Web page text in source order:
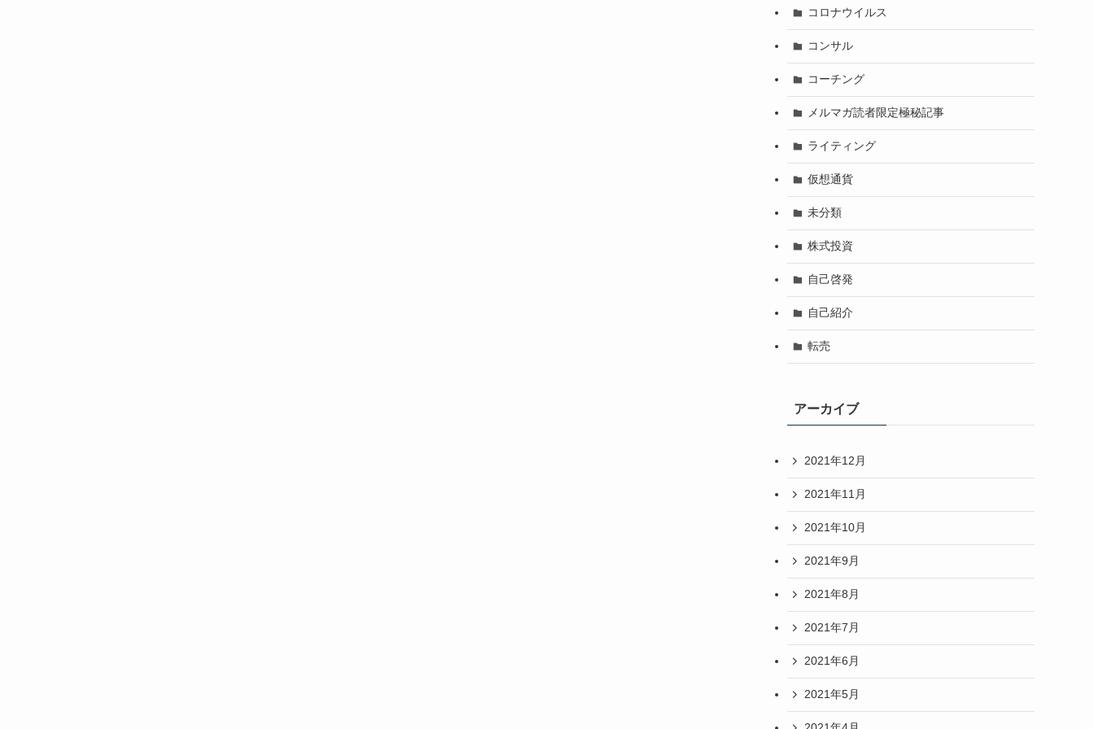
コロナウイルス
コンサル
コーチング
メルマガ読者限定極秘記事
ライティング
仮想通貨
未分類
株式投資
自己啓発
自己紹介
転売
アーカイブ
2021年12月
2021年11月
2021年10月
2021年9月
2021年8月
2021年7月
2021年6月
2021年5月